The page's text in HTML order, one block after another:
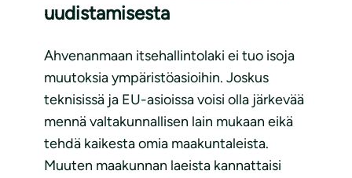
uudistamisesta
Ahvenanmaan itsehallintolaki ei tuo isoja
muutoksia ympäristöasioihin. Joskus
teknisissä ja EU-asioissa voisi olla järkevää
mennä valtakunnallisen lain mukaan eikä
tehdä kaikesta omia maakuntaleista.
Muuten maakunnan laeista kannattaisi